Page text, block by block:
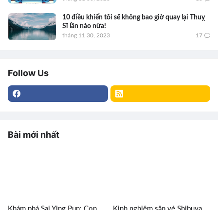
10 điều khiến tôi sẽ không bao giờ quay lại Thuỵ
Sĩ lần nào nữa!
tháng 11 30, 2023 17
Follow Us
Bài mới nhất